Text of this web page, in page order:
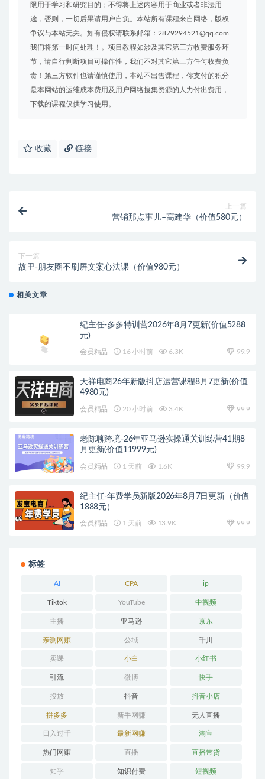
限用于学习和研究目的；不得将上述内容用于商业或者非法用
途，否则，一切后果请用户自负。本站所有课程来自网络，版权
争议与本站无关。如有侵权请联系邮箱：2879294521@qq.com
我们将第一时间处理！。项目教程如涉及其它第三方收费服务环
节，请自行判断项目可操作性，我们不对其它第三方任何收费负
责！第三方软件也请谨慎使用，本站不出售课程，你支付的积分
是本网站的运维成本费用及用户网络搜集资源的人力付出费用，
下载的课程仅供学习使用。
收藏 链接
上一篇
营销那点事儿–高建华（价值580元）
下一篇
故里-朋友圈不刷屏文案心法课（价值980元）
相关文章
纪主任-多多特训营2026年8月7更新(价值5288
元)
会员精品 16 小时前 6.3K 99.9
天祥电商26年新版抖店运营课程8月7更新(价值
4980元)
会员精品 20 小时前 3.4K 99.9
老陈聊跨境-26年亚马逊实操通关训练营41期8
月更新(价值11999元)
会员精品 1 天前 1.6K 99.9
纪主任-年费学员新版2026年8月7日更新（价值
1888元）
会员精品 1 天前 13.9K 99.9
标签
AI CPA ip
Tiktok YouTube 中视频
主播 亚马逊 京东
亲测网赚 公域 千川
卖课 小白 小红书
引流 微博 快手
投放 抖音 抖音小店
拼多多 新手网赚 无人直播
日入过千 最新网赚 淘宝
热门网赚 直播 直播带货
知乎 知识付费 短视频